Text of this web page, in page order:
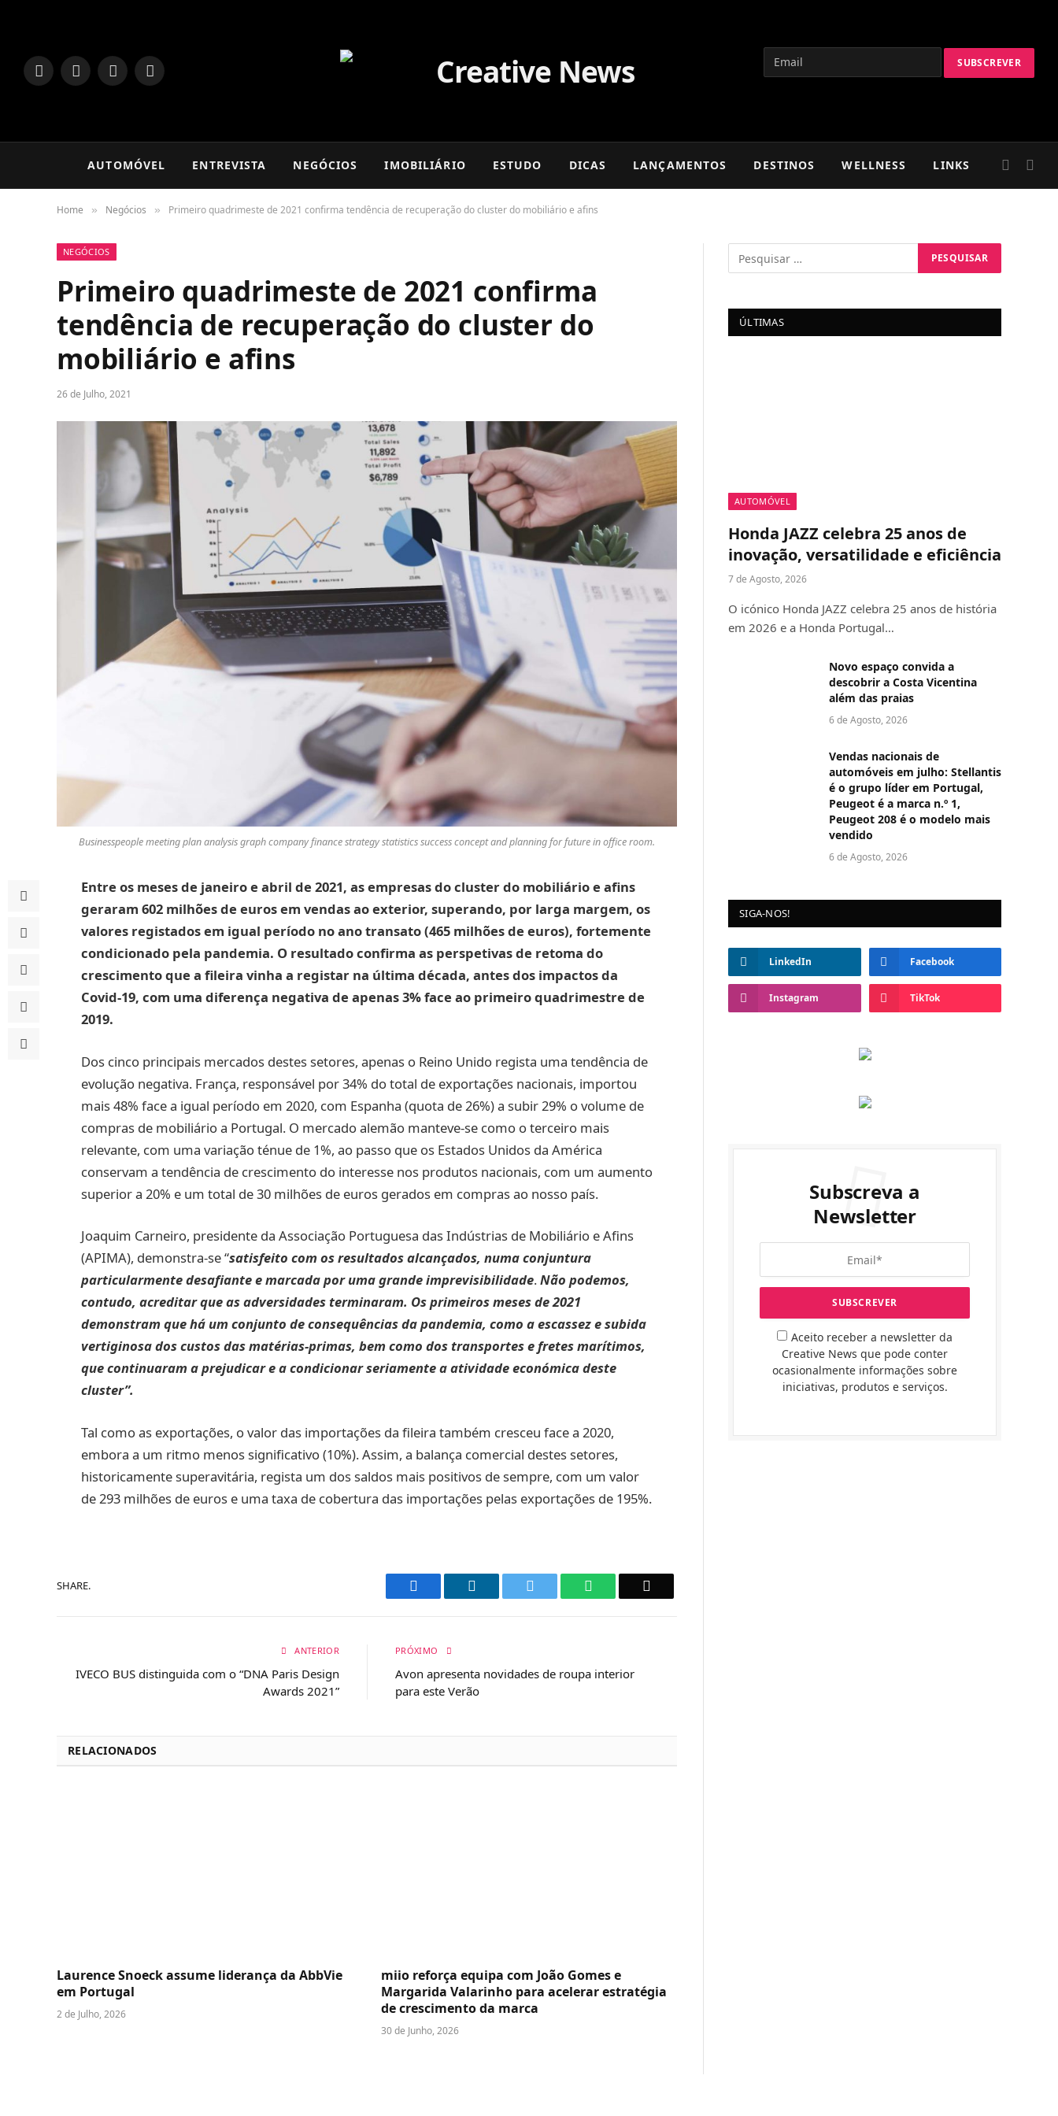
LinkedInFacebookInstagram
TikTok
AUTOMÓVEL ENTREVISTA NEGÓCIOS IMOBILIÁRIO ESTUDO DICAS LANÇAMENTOS DESTINOS WELLNESS LINKS
Home » Negócios » Primeiro quadrimeste de 2021 confirma tendência de recuperação do cluster do mobiliário e afins
NEGÓCIOS
Primeiro quadrimeste de 2021 confirma
tendência de recuperação do cluster do
mobiliário e afins
26 de Julho, 2021
Businesspeople meeting plan analysis graph company finance strategy statistics success concept and planning for future in office room.
Entre os meses de janeiro e abril de 2021, as empresas do cluster do mobiliário e afins
geraram 602 milhões de euros em vendas ao exterior, superando, por larga margem, os
valores registados em igual período no ano transato (465 milhões de euros), fortemente
condicionado pela pandemia. O resultado confirma as perspetivas de retoma do
crescimento que a fileira vinha a registar na última década, antes dos impactos da
Covid-19, com uma diferença negativa de apenas 3% face ao primeiro quadrimestre de
2019.
Dos cinco principais mercados destes setores, apenas o Reino Unido regista uma tendência de
evolução negativa. França, responsável por 34% do total de exportações nacionais, importou
mais 48% face a igual período em 2020, com Espanha (quota de 26%) a subir 29% o volume de
compras de mobiliário a Portugal. O mercado alemão manteve-se como o terceiro mais
relevante, com uma variação ténue de 1%, ao passo que os Estados Unidos da América
conservam a tendência de crescimento do interesse nos produtos nacionais, com um aumento
superior a 20% e um total de 30 milhões de euros gerados em compras ao nosso país.
Joaquim Carneiro, presidente da Associação Portuguesa das Indústrias de Mobiliário e Afins
(APIMA), demonstra-se “satisfeito com os resultados alcançados, numa conjuntura
particularmente desafiante e marcada por uma grande imprevisibilidade.Não podemos,
contudo, acreditar que as adversidades terminaram. Os primeiros meses de 2021
demonstram que há um conjunto de consequências da pandemia, como a escassez e subida
vertiginosa dos custos das matérias-primas, bem como dos transportes e fretes marítimos,
que continuaram a prejudicar e a condicionar seriamente a atividade económica deste
cluster”.
Tal como as exportações, o valor das importações da fileira também cresceu face a 2020,
embora a um ritmo menos significativo (10%). Assim, a balança comercial destes setores,
historicamente superavitária, regista um dos saldos mais positivos de sempre, com um valor
de 293 milhões de euros e uma taxa de cobertura das importações pelas exportações de 195%.
SHARE. Facebook LinkedIn WhatsApp
ANTERIOR
IVECO BUS distinguida com o “DNA Paris Design
Awards 2021”
PRÓXIMO
Avon apresenta novidades de roupa interior
para este Verão
RELACIONADOS
Laurence Snoeck assume liderança da AbbVie
em Portugal
2 de Julho, 2026
miio reforça equipa com João Gomes e
Margarida Valarinho para acelerar estratégia
de crescimento da marca
30 de Junho, 2026
ÚLTIMAS
AUTOMÓVEL
Honda JAZZ celebra 25 anos de
inovação, versatilidade e eficiência
7 de Agosto, 2026
O icónico Honda JAZZ celebra 25 anos de história
em 2026 e a Honda Portugal…
Novo espaço convida a
descobrir a Costa Vicentina
além das praias
6 de Agosto, 2026
Vendas nacionais de
automóveis em julho: Stellantis
é o grupo líder em Portugal,
Peugeot é a marca n.º 1,
Peugeot 208 é o modelo mais
vendido
6 de Agosto, 2026
SIGA-NOS!
LinkedIn Facebook
Instagram TikTok
Subscreva a
Newsletter
Aceito receber a newsletter da
Creative News que pode conter
ocasionalmente informações sobre
iniciativas, produtos e serviços.